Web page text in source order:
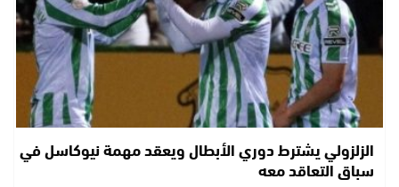
الزلزولي يشترط دوري الأبطال ويعقد مهمة نيوكاسل في
سباق التعاقد معه